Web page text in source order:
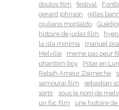
doulos film
festival
gerard johnson
gilles
giuliano montaldo
histoire de judas film
la isla minima
manuel
Melville
meme pas peur
phantom boy
Polar en
Rabah Ameur Zaïmeche
samourai film
sebastian
sortir
sous le nom de
un flic film
une histoire de